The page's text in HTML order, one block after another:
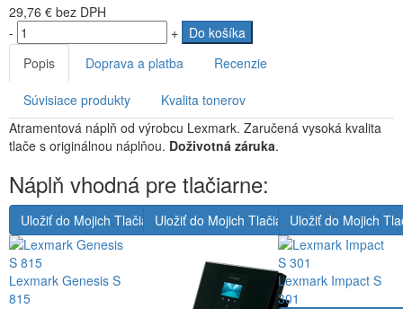
29,76 € bez DPH
-
+
Do košíka
Popis
Doprava a platba Recenzie
Súvisiace produkty
Kvalita tonerov
Atramentová náplň od výrobcu Lexmark. Zaručená vysoká kvalita
tlače s originálnou náplňou. Doživotná záruka.
Náplň vhodná pre tlačiarne:
Uložiť do Mojich Tlačiarní
Lexmark Genesis S
815
Uložiť do Mojich TlačiarníUložiť do Mojich
Lexmark Impact S
301